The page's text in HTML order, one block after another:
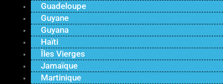
Guadeloupe
Guyane
Guyana
Haïti
Îles Vierges
Jamaïque
Martinique